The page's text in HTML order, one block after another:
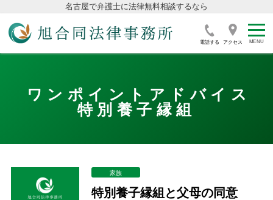
名古屋で弁護士に法律無料相談するなら
電話する アクセス
ワンポイントアドバイス
特別養子縁組
家族
特別養子縁組と父母の同意